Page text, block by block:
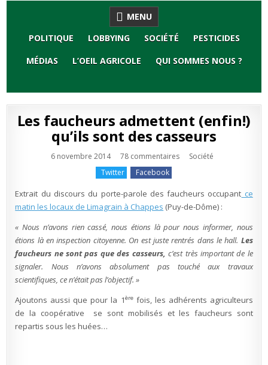
MENU
POLITIQUE
LOBBYING SOCIÉTÉ
PESTICIDES
MÉDIAS
L’OEIL AGRICOLE QUI SOMMES NOUS ?
Les faucheurs admettent (enfin!)
qu’ils sont des casseurs
6 novembre 2014 78 commentairessur
qu’ils
sont
des
casseurs
Publié
Société
Twitter
Facebook
Extrait du discours du porte-parole des faucheurs occupant ce
matin les locaux de Limagrain à Chappes (Puy-de-Dôme) :
« Nous n’avons rien cassé, nous étions là pour nous informer, nous
étions là en inspection citoyenne. On est juste rentrés dans le hall. Les
faucheurs ne sont pas que des casseurs,c’est très important de le
signaler. Nous n’avons absolument pas touché aux travaux
scientifiques, ce n’était pas l’objectif. »
Ajoutons aussi que pour la 1èrefois, les adhérents agriculteurs
de la coopérative se sont mobilisés et les faucheurs sont
repartis sous les huées…